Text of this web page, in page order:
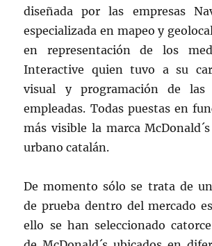
diseñada por las empresas
especializada en mapeo y
en representación de los
Interactive quien tuvo a su
visual y programación de las
empleadas. Todas puestas en
más visible la marca
urbano catalán.
De momento sólo se trata de
de prueba dentro del mercado
ello se han seleccionado